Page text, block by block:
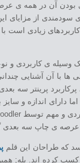
بودن آن در همه ی
از مزایای
زیادی است با
وسیله ی کاربردی و
ها با آن آشنایی
پرینتر سه
دارای اندازه و
که طراحان این قلم
کرده اند. بله;